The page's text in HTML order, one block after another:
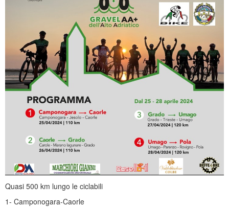
Quasi 500 km lungo le ciclabili
1- Camponogara-Caorle